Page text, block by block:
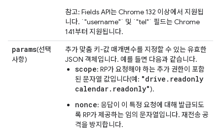
참고: Fields API는 Chrome 132 이상에서 지원됩
니다. `"username"` 및 `"tel"` 필드는 Chrome
141부터 지원됩니다.
params(선택
사항)
추가 맞춤 키-값 매개변수를 지정할 수 있는 유효한
JSON 객체입니다. 예를 들면 다음과 같습니다.
scope: RP가 요청해야 하는 추가 권한이 포함
된 문자열 값입니다(예: "drive.readonly
calendar.readonly").
nonce: 응답이 이 특정 요청에 대해 발급되도
록 RP가 제공하는 임의 문자열입니다. 재전송 공
격을 방지합니다.